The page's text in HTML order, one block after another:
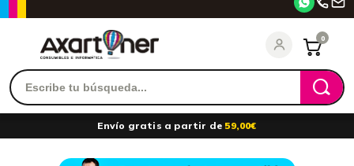
entrar
0
Envío gratis a partir de 59,00€